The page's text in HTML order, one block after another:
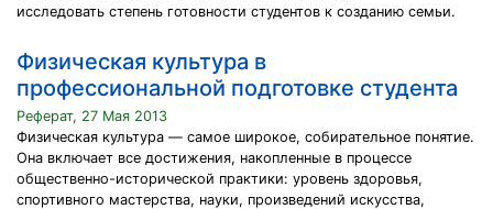
исследовать степень готовности студентов к созданию семьи.
Физическая культура в
профессиональной подготовке студента
Реферат, 27 Мая 2013
Физическая культура — самое широкое, собирательное понятие.
Она включает все достижения, накопленные в процессе
общественно-исторической практики: уровень здоровья,
спортивного мастерства, науки, произведений искусства,